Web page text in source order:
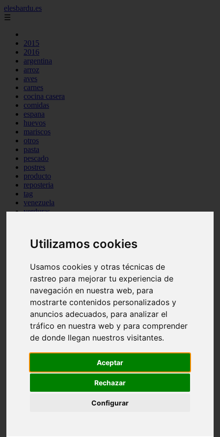
Utilizamos cookies
Usamos cookies y otras técnicas de
rastreo para mejorar tu experiencia de
navegación en nuestra web, para
mostrarte contenidos personalizados y
anuncios adecuados, para analizar el
tráfico en nuestra web y para comprender
de donde llegan nuestros visitantes.
Aceptar
Rechazar
Configurar
elesbardu.es
☰
2015
2016
argentina
arroz
aves
carnes
cocina casera
comidas
espana
huevos
mariscos
otros
pasta
pescado
postres
producto
reposteria
tag
venezuela
verduras
Teruel - sarrión
Cádiz - algodonales
Madrid - madrid
Asturias - oviedo
Cádiz - el-puerto-de-santa-maría
Asturias - aller
álava - vitoria-gasteiz
Málaga - marbella
Zaragoza - zaragoza
Barcelona - barcelona
Valencia - valencia
Toledo - seseña
Cantabria - val-de-san-vicente